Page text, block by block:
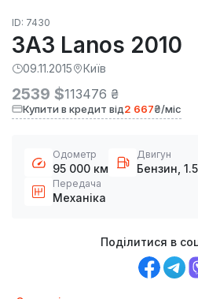
ID: 7430
ЗАЗ Lanos 2010
09.11.2015 Київ
2539 $113476 ₴
Купити в кредит від2 667₴/міс
Одометр
95 000 км
Двигун
Бензин,
Передача
Механіка
Поділитися в